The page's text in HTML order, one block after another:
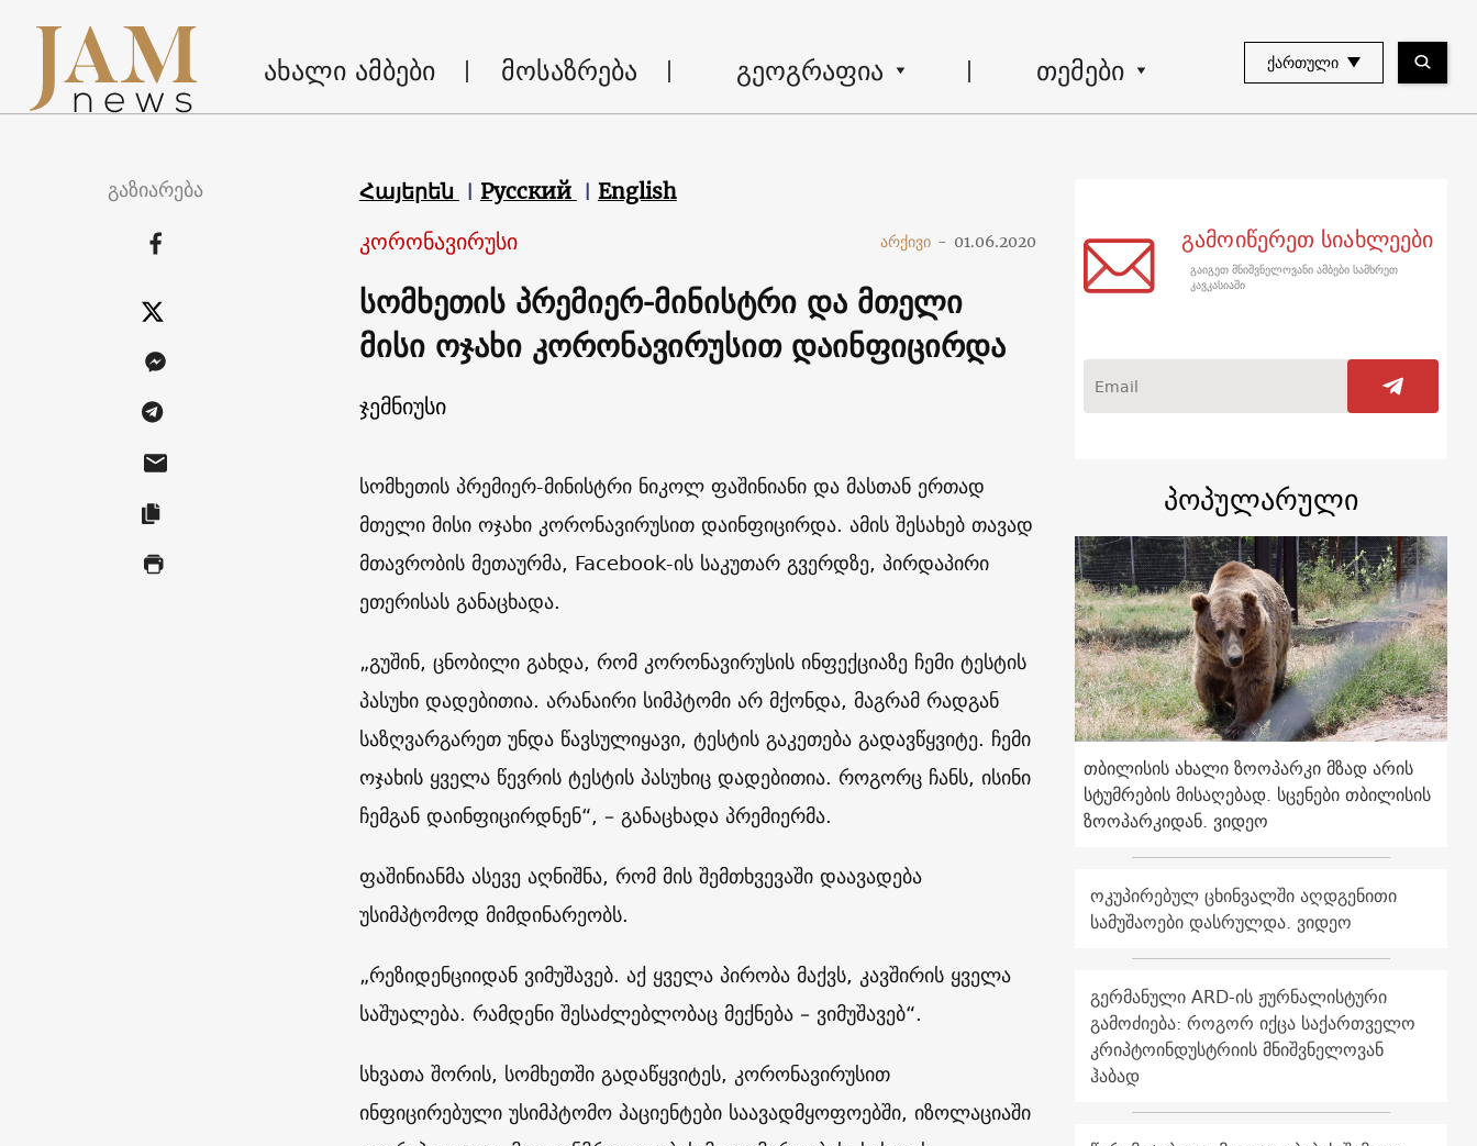
ახალი ამბები მოსაზრება გეოგრაფია თემები ᲥᲐᲠᲗᲣᲚᲘ
გაზიარება Հայերեն Русский English
კორონავირუსი არქივი - 01.06.2020
სომხეთის პრემიერ-მინისტრი და მთელი
მისი ოჯახი კორონავირუსით დაინფიცირდა
ჯემნიუსი
სომხეთის პრემიერ-მინისტრი ნიკოლ ფაშინიანი და მასთან ერთად
მთელი მისი ოჯახი კორონავირუსით დაინფიცირდა. ამის შესახებ თავად
მთავრობის მეთაურმა, Facebook-ის საკუთარ გვერდზე, პირდაპირი
ეთერისას განაცხადა.
„გუშინ, ცნობილი გახდა, რომ კორონავირუსის ინფექციაზე ჩემი ტესტის
პასუხი დადებითია. არანაირი სიმპტომი არ მქონდა, მაგრამ რადგან
საზღვარგარეთ უნდა წავსულიყავი, ტესტის გაკეთება გადავწყვიტე. ჩემი
ოჯახის ყველა წევრის ტესტის პასუხიც დადებითია. როგორც ჩანს, ისინი
ჩემგან დაინფიცირდნენ“, – განაცხადა პრემიერმა.
ფაშინიანმა ასევე აღნიშნა, რომ მის შემთხვევაში დაავადება
უსიმპტომოდ მიმდინარეობს.
„რეზიდენციიდან ვიმუშავებ. აქ ყველა პირობა მაქვს, კავშირის ყველა
საშუალება. რამდენი შესაძლებლობაც მექნება – ვიმუშავებ“.
სხვათა შორის, სომხეთში გადაწყვიტეს, კორონავირუსით
ინფიცირებული უსიმპტომო პაციენტები საავადმყოფოებში, იზოლაციაში
გამოიწერეთ სიახლეები
გაიგეთ მნიშვნელოვანი ამბები სამხრეთ
კავკასიაში
პოპულარული
თბილისის ახალი ზოოპარკი მზად არის
სტუმრების მისაღებად. სცენები თბილისის
ზოოპარკიდან. ვიდეო
ოკუპირებულ ცხინვალში აღდგენითი
სამუშაოები დასრულდა. ვიდეო
გერმანული ARD-ის ჟურნალისტური
გამოძიება: როგორ იქცა საქართველო
კრიპტოინდუსტრიის მნიშვნელოვან
ჰაბად